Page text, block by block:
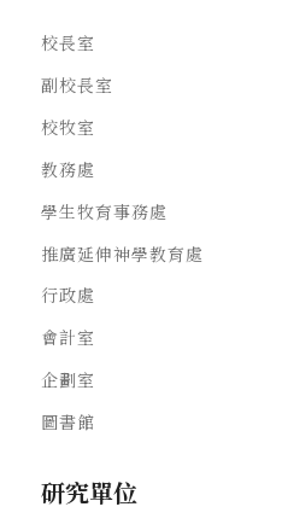
校長室
副校長室
校牧室
教務處
學生牧育事務處
推廣延伸神學教育處
行政處
會計室
企劃室
圖書館
研究單位